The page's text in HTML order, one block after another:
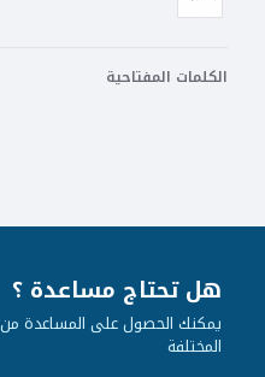
الكلمات المفتاحية
هل تحتاج مساعدة ؟
يمكنك الحصول على المساعدة
المختلفة